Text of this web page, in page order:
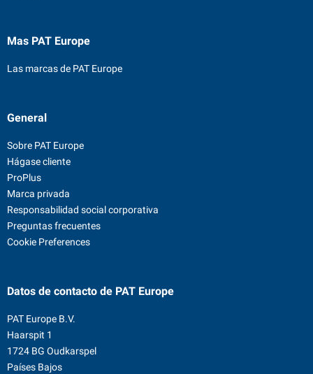
Mas PAT Europe
Las marcas de PAT Europe
General
Sobre PAT Europe
Hágase cliente
ProPlus
Marca privada
Responsabilidad social corporativa
Preguntas frecuentes
Cookie Preferences
Datos de contacto de PAT Europe
PAT Europe B.V.
Haarspit 1
1724 BG Oudkarspel
Países Bajos